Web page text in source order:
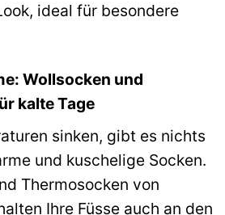
ideal für besondere
Wollsocken und
kalte Tage
sinken, gibt es nichts
und kuschelige Socken.
Thermosocken von
Ihre Füsse auch an den